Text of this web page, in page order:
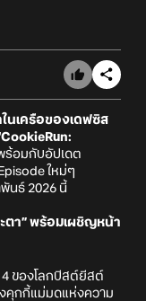
นเครือของเดฟซิส
ร้อมกับอัปเดต
ใหม่ๆ
พันธ์ 2026 นี้
ตา” พร้อมเผชิญหน้า
ของโลกบีสต์ยีสต์
คุกกี้แม่มดแห่งความ